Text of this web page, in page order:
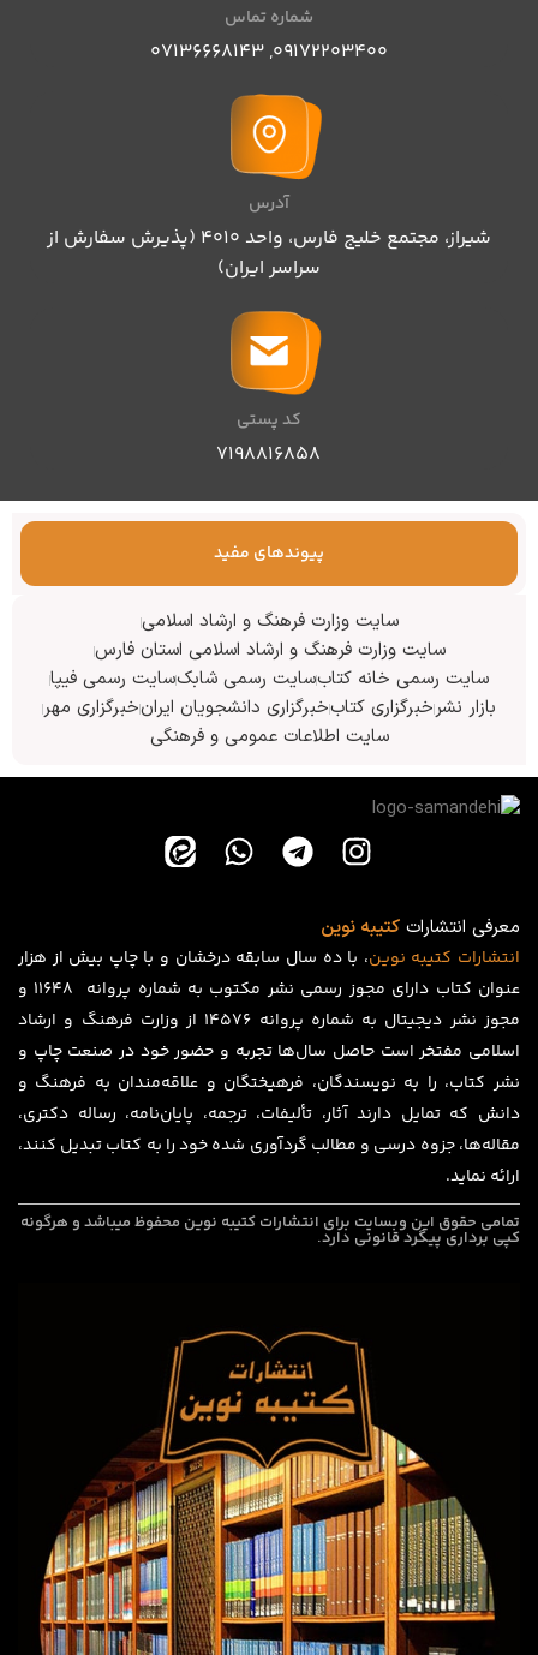
شماره تماس
09172203400
,
07136668143
آدرس
شیراز، مجتمع خلیج فارس، واحد ۴۰۱۰ (پذیرش سفارش از
سراسر ایران)
کد پستی
۷۱۹۸۸۱۶۸۵۸
پیوندهای مفید
سایت وزارت فرهنگ و ارشاد اسلامی
سایت وزارت فرهنگ و ارشاد اسلامی استان فارس
سایت رسمی خانه کتابسایت رسمی شابکسایت رسمی فیپا
بازار نشرخبرگزاری کتابخبرگزاری دانشجویان ایرانخبرگزاری مهر
سایت اطلاعات عمومی و فرهنگی
معرفی انتشاراتکتیبه نوین
انتشارات کتیبه نوین، با ده سال سابقه درخشان و با چاپ بیش از هزار
عنوان کتاب دارای مجوز رسمی نشر مکتوب به شماره پروانه ۱۱۶۴۸ و
مجوز نشر دیجیتال به شماره پروانه 14576 از وزارت فرهنگ و ارشاد
اسلامی مفتخر است حاصل سال‌ها تجربه و حضور خود در صنعت چاپ و
نشر کتاب، را به نویسندگان، فرهیختگان و علاقه‌مندان به فرهنگ و
دانش که تمایل دارند آثار، تألیفات، ترجمه، پایان‌نامه، رساله دکتری،
مقاله‌ها، جزوه درسی و مطالب گردآوری شده خود را به کتاب تبدیل کنند،
ارائه نماید.
تمامی حقوق این وبسایت برای انتشارات کتیبه نوین محفوظ میباشد و هرگونه
کپی برداری پیگرد قانونی دارد.